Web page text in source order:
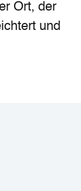
Ort, der
und